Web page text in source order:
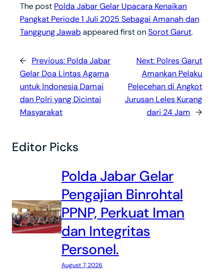
The post Polda Jabar Gelar Upacara Kenaikan
Pangkat Periode 1 Juli 2025 Sebagai Amanah dan
Tanggung Jawabappeared first onSorot Garut.
← Previous: Polda Jabar
Gelar Doa Lintas Agama
untuk Indonesia Damai
dan Polri yang Dicintai
Masyarakat
Next: Polres Garut
Amankan Pelaku
Pelecehan di Angkot
Jurusan Leles Kurang
dari 24 Jam →
Editor Picks
Polda Jabar Gelar
Pengajian Binrohtal
PPNP, Perkuat Iman
dan Integritas
Personel.
August 7, 2026